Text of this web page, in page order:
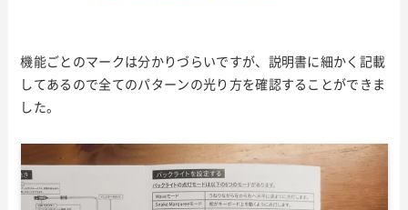
機能ごとのマークは分かりづらいですが、説明書に細かく記載
してあるので全てのパターンの光り方を確認することができま
した。